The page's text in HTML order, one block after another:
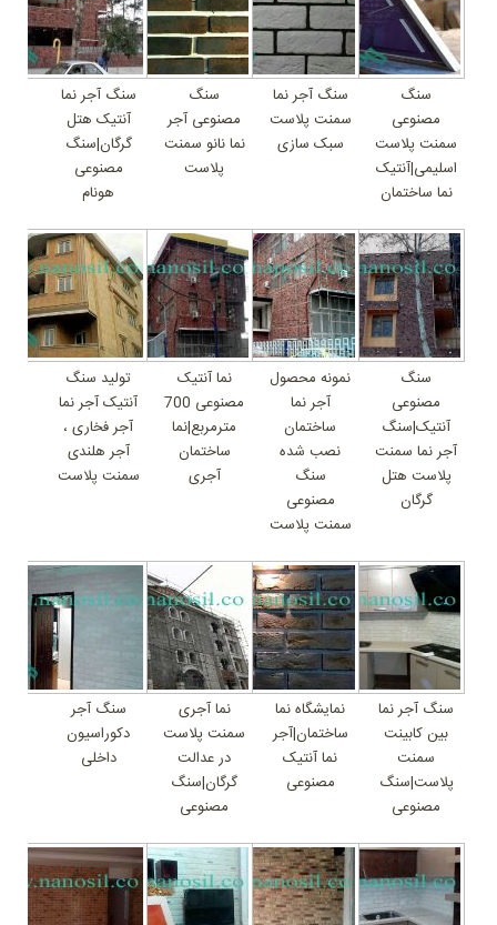
سنگ
مصنوعی
سمنت پلاست
اسلیمی|آنتیک
نما ساختمان
سنگ آجر نما
سمنت پلاست
سبک سازی
سنگ
مصنوعی آجر
نما نانو سمنت
پلاست
سنگ آجر نما
آنتیک هتل
گرگان|سنگ
مصنوعی
هونام
سنگ
مصنوعی
آنتیک|سنگ
آجر نما سمنت
پلاست هتل
گرگان
نمونه محصول
آجر نما
ساختمان
نصب شده
سنگ
مصنوعی
سمنت پلاست
نما آنتیک
مصنوعی 700
مترمربع|نما
ساختمان
آجری
تولید سنگ
آنتیک آجر نما
آجر فخاری ،
آجر هلندی
سمنت پلاست
سنگ آجر نما
بین کابینت
سمنت
پلاست|سنگ
مصنوعی
نمایشگاه نما
ساختمان|آجر
نما آنتیک
مصنوعی
نما آجری
سمنت پلاست
در عدالت
گرگان|سنگ
مصنوعی
سنگ آجر
دکوراسیون
داخلی